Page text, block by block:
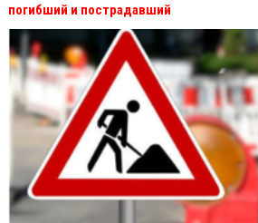
погибший и пострадавший